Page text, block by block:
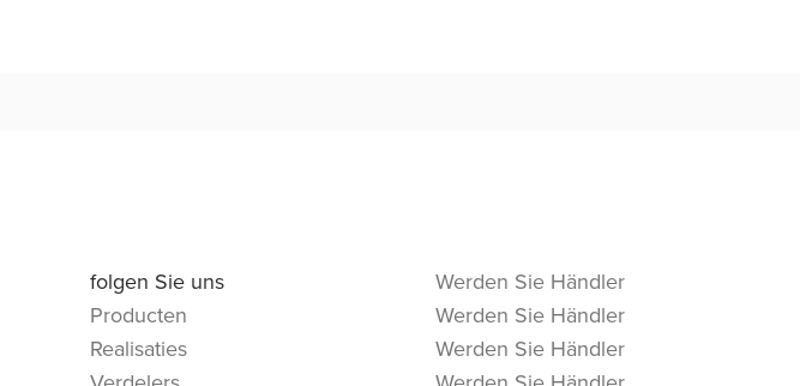
folgen Sie uns
Producten
Realisaties
Werden Sie Händler
Werden Sie Händler
Werden Sie Händler